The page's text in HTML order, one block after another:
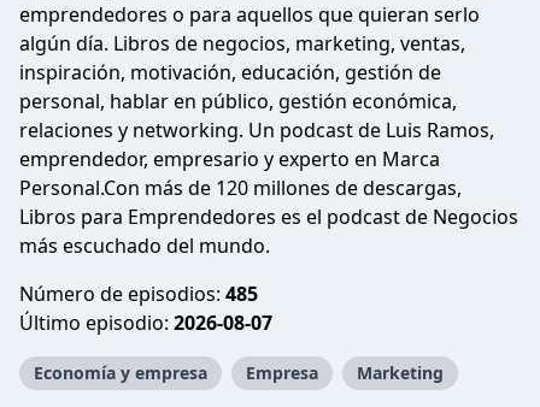
emprendedores o para aquellos que quieran serlo
algún día. Libros de negocios, marketing, ventas,
inspiración, motivación, educación, gestión de
personal, hablar en público, gestión económica,
relaciones y networking. Un podcast de Luis Ramos,
emprendedor, empresario y experto en Marca
Personal.Con más de 120 millones de descargas,
Libros para Emprendedores es el podcast de Negocios
más escuchado del mundo.
Número de episodios: 485
Último episodio: 2026-08-07
Economía y empresa Empresa Marketing